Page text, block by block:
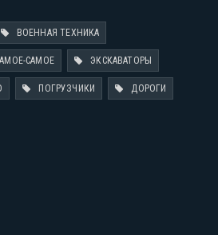
ВОЕННАЯ ТЕХНИКА
САМОЕ ЭКСКАВАТОРЫ
ПОГРУЗЧИКИ ДОРОГИ